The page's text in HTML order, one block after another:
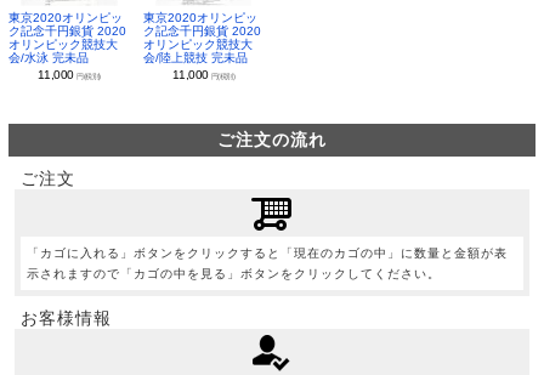
東京2020オリンピッ
ク記念千円銀貨 2020
オリンピック競技大
会/水泳 完未品
11,000円(税別)
東京2020オリンピッ
ク記念千円銀貨 2020
オリンピック競技大
会/陸上競技 完未品
11,000 円(税別)
ご注文の流れ
ご注文
「カゴに入れる」ボタンをクリックすると「現在のカゴの中」に数量と金額が表
示されますので「カゴの中を見る」ボタンをクリックしてください。
お客様情報